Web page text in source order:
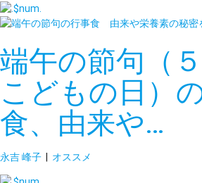
端午の節句（
こどもの日）
食、由来や…
永吉 峰子 | オススメ